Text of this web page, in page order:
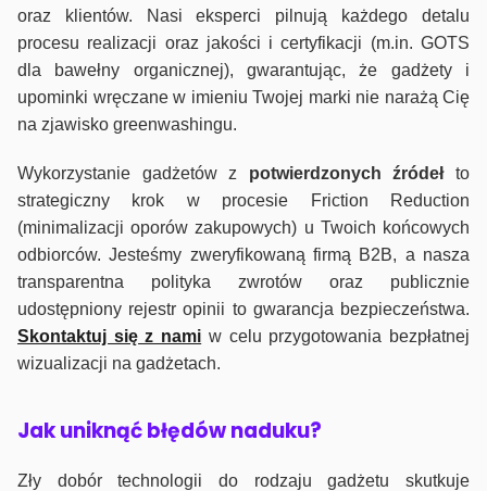
oraz klientów. Nasi eksperci pilnują każdego detalu
procesu realizacji oraz jakości i certyfikacji (m.in. GOTS
dla bawełny organicznej), gwarantując, że gadżety i
upominki wręczane w imieniu Twojej marki nie narażą Cię
na zjawisko greenwashingu.
Wykorzystanie gadżetów z potwierdzonych źródełto
strategiczny krok w procesie Friction Reduction
(minimalizacji oporów zakupowych) u Twoich końcowych
odbiorców. Jesteśmy zweryfikowaną firmą B2B, a nasza
transparentna polityka zwrotów oraz publicznie
udostępniony rejestr opinii to gwarancja bezpieczeństwa.
Skontaktuj się z nami w celu przygotowania bezpłatnej
wizualizacji na gadżetach.
Jak uniknąć błędów naduku?
Zły dobór technologii do rodzaju gadżetu skutkuje